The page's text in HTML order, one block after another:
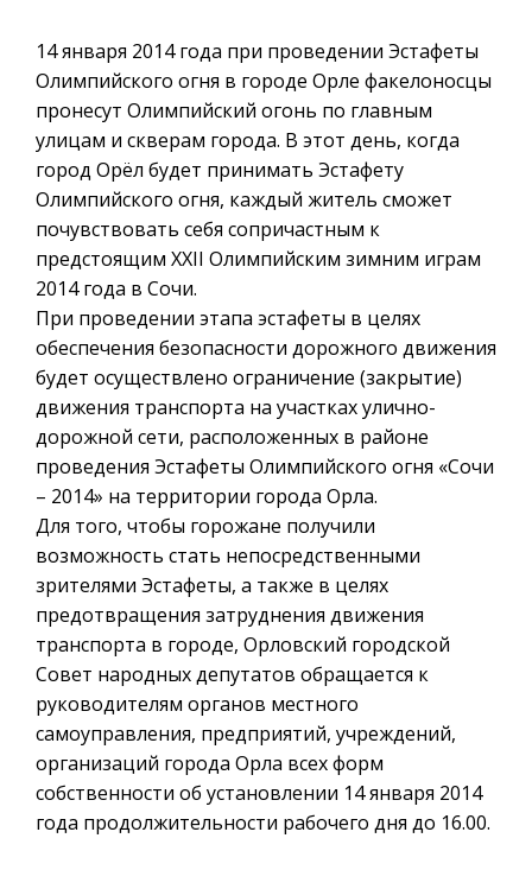
14 января 2014 года при проведении Эстафеты
Олимпийского огня в городе Орле факелоносцы
пронесут Олимпийский огонь по главным
улицам и скверам города. В этот день, когда
город Орёл будет принимать Эстафету
Олимпийского огня, каждый житель сможет
почувствовать себя сопричастным к
предстоящим XXII Олимпийским зимним играм
2014 года в Сочи.
При проведении этапа эстафеты в целях
обеспечения безопасности дорожного движения
будет осуществлено ограничение (закрытие)
движения транспорта на участках улично-
дорожной сети, расположенных в районе
проведения Эстафеты Олимпийского огня «Сочи
– 2014» на территории города Орла.
Для того, чтобы горожане получили
возможность стать непосредственными
зрителями Эстафеты, а также в целях
предотвращения затруднения движения
транспорта в городе, Орловский городской
Совет народных депутатов обращается к
руководителям органов местного
самоуправления, предприятий, учреждений,
организаций города Орла всех форм
собственности об установлении 14 января 2014
года продолжительности рабочего дня до 16.00.